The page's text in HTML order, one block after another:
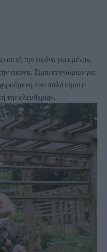
αυτή την εικόνα για εμένα»,
εικόνα. Είμαι ευγνώμων για
που απλά είμαι ο
την ελευθερία».